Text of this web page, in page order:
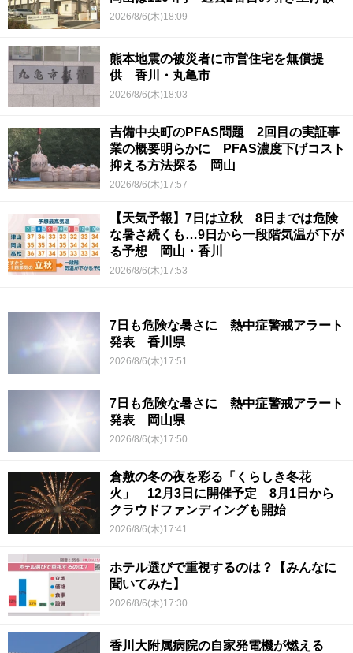
2026/8/6(木)18:09
熊本地震の被災者に市営住宅を無償提
供 香川・丸亀市
2026/8/6(木)18:03
吉備中央町のPFAS問題 2回目の実証事
業の概要明らかに PFAS濃度下げコスト
抑える方法探る 岡山
2026/8/6(木)17:57
【天気予報】7日は立秋 8日までは危険
な暑さ続くも…9日から一段階気温が下が
る予想 岡山・香川
2026/8/6(木)17:53
7日も危険な暑さに 熱中症警戒アラート
発表 香川県
2026/8/6(木)17:51
7日も危険な暑さに 熱中症警戒アラート
発表 岡山県
2026/8/6(木)17:50
倉敷の冬の夜を彩る「くらしき冬花
火」 12月3日に開催予定 8月1日から
クラウドファンディングも開始
2026/8/6(木)17:41
ホテル選びで重視するのは？【みんなに
聞いてみた】
2026/8/6(木)17:30
香川大附属病院の自家発電機が燃える